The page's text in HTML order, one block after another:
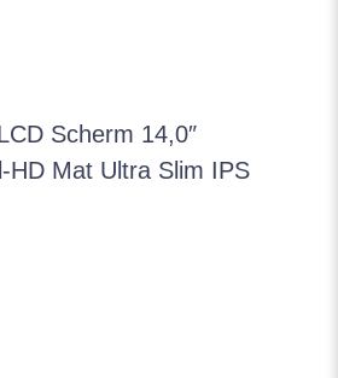
Scherm 14,0″
HD Mat Ultra Slim IPS